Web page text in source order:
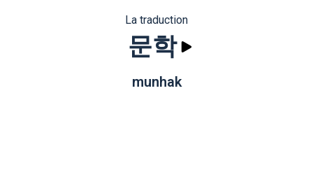
La traduction
문학
munhak